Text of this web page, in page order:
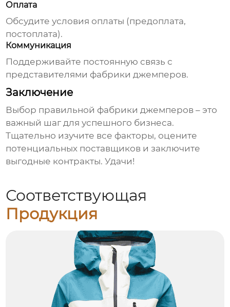
Оплата
Обсудите условия оплаты (предоплата,
постоплата).
Коммуникация
Поддерживайте постоянную связь с
представителями фабрики джемперов.
Заключение
Выбор правильной фабрики джемперов – это
важный шаг для успешного бизнеса.
Тщательно изучите все факторы, оцените
потенциальных поставщиков и заключите
выгодные контракты. Удачи!
Соответствующая
Продукция